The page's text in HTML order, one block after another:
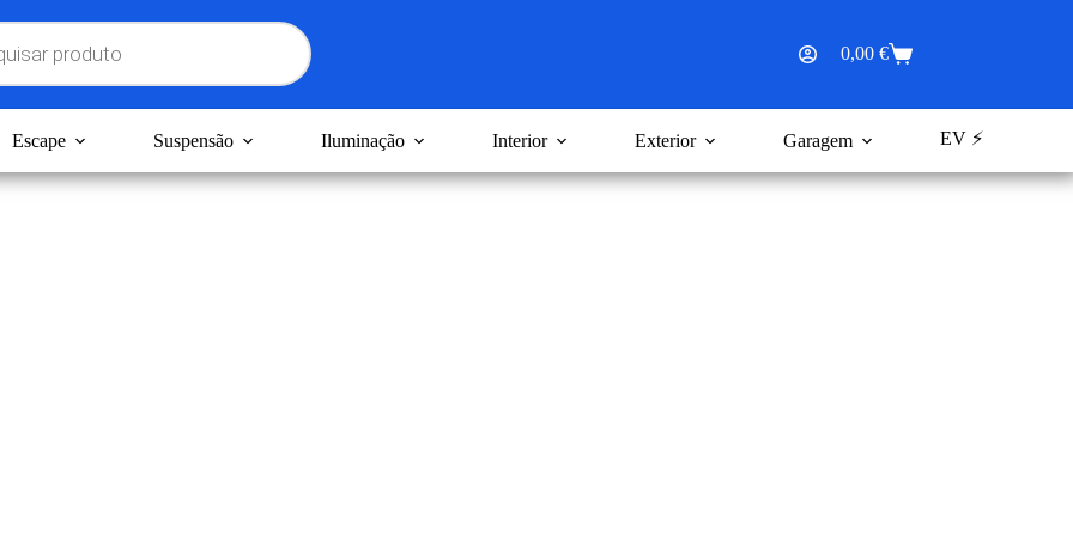
Carrinho
compras
0,00 €
Escape Suspensão Iluminação Interior Exterior Garagem EV ⚡